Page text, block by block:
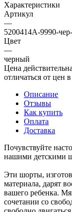
Характеристики
Артикул
—
5200414A-9990-
Цвет
—
черный
Цена
отличаться от цен
Описание
Отзывы
Как купить
Оплата
Доставка
Почувствуйте
нашими детскими
Эти шорты,
материала, дарят
вашего ребенка.
сочетании со